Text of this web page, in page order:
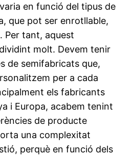
en funció del tipus de
que pot ser enrotllable,
Per tant, aquest
molt. Devem tenir
de semifabricats que,
per a cada
els fabricants
i Europa, acabem tenint
de producte
una complexitat
perquè en funció dels